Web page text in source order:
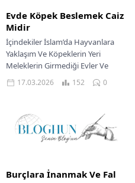
Evde Köpek Beslemek Caiz
Midir
İçindekiler İslam’da Hayvanlara
Yaklaşım Ve Köpeklerin Yeri
Meleklerin Girmediği Evler Ve
Hadisler Sevabın Azalması Durumu
Necaset Hükmü Ve Temizlik
17.03.2026 152 0
Burçlara İnanmak Ve Fal